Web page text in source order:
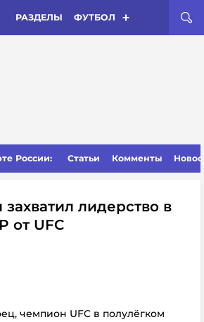
РАЗДЕЛЫ ФУТБОЛ
России: Статьи Комменты
лидерство в
от UFC
чемпион UFC в полулёгком